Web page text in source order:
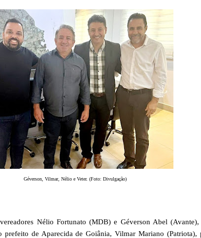
Géverson, Vilmar, Nélio e Veter. (Foto: Divulgação)
Nélio Fortunato (MDB) e Géverson Abel
prefeito de Aparecida de Goiânia, Vilmar Mariano (Patriota),